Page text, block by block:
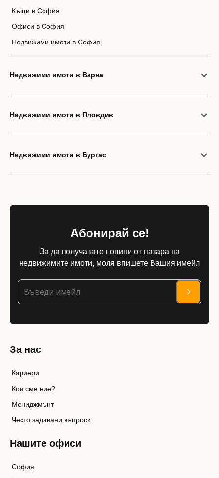
Къщи в София
Офиси в София
Недвижими имоти в София
Недвижими имоти в Варна
Недвижими имоти в Пловдив
Недвижими имоти в Бургас
Абонирай се!
За да получавате новини от пазара на
недвижимите имоти, моля впишете Вашия имейл
За нас
Кариери
Кои сме ние?
Мениджмънт
Често задавани въпроси
Нашите офиси
София